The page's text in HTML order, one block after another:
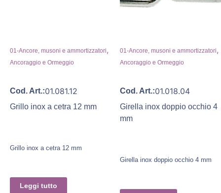
01-Ancore, musoni e ammortizzatori,
Ancoraggio e Ormeggio
Cod. Art.:01.081.12
Grillo inox a cetra 12 mm
Grillo inox a cetra 12 mm
Leggi tutto
01-Ancore, musoni e ammortizzatori,
Ancoraggio e Ormeggio
Cod. Art.:01.018.04
Girella inox doppio occhio 4
mm
Girella inox doppio occhio 4 mm